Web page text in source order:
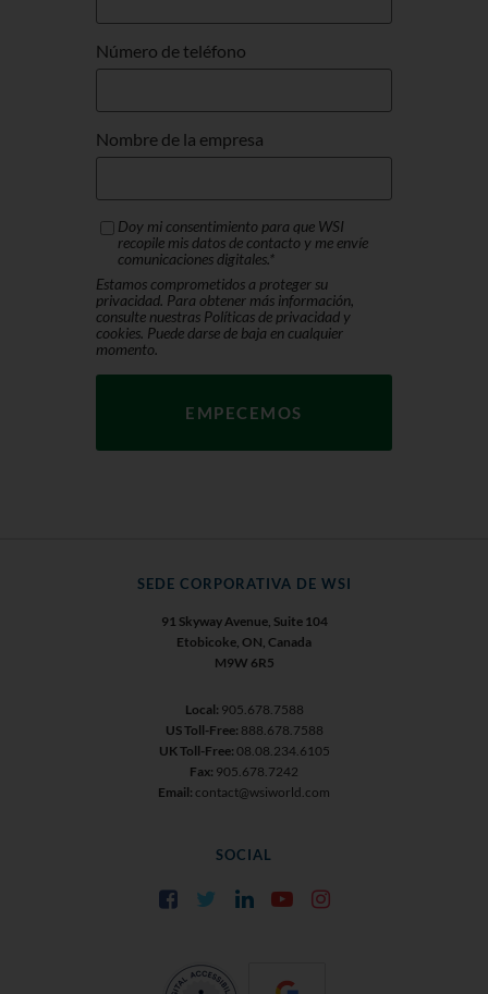
Número de teléfono
Nombre de la empresa
Doy mi consentimiento para que WSI
recopile mis datos de contacto y me envíe
comunicaciones digitales.*
Estamos comprometidos a proteger su
privacidad. Para obtener más información,
consulte nuestras Políticas de privacidad y
cookies. Puede darse de baja en cualquier
momento.
SEDE CORPORATIVA DE WSI
91 Skyway Avenue, Suite 104
Etobicoke, ON, Canada
M9W 6R5
Local: 905.678.7588
US Toll-Free: 888.678.7588
UK Toll-Free: 08.08.234.6105
Fax: 905.678.7242
Email: contact@wsiworld.com
SOCIAL
FacebookTwitter LinkedInYouTube